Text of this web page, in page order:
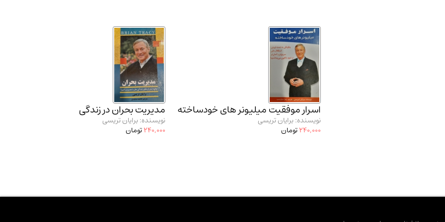
اسرار موفقیت میلیونر های خودساخته
نویسنده: برایان تریسی
240,000تومان
مدیریت بحران در زندگی
نویسنده: برایان تریسی
240,000تومان